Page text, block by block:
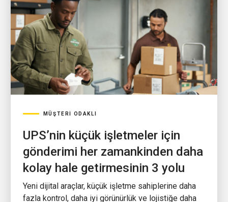
MÜŞTERI ODAKLI
UPS’nin küçük işletmeler için
gönderimi her zamankinden daha
kolay hale getirmesinin 3 yolu
Yeni dijital araçlar, küçük işletme sahiplerine daha
fazla kontrol, daha iyi görünürlük ve lojistiğe daha